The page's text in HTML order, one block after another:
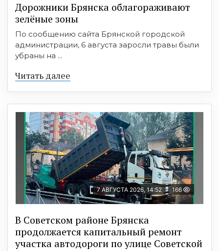
Дорожники Брянска облагораживают
зелёные зоны
По сообщению сайта Брянской городской
администрации, 6 августа заросли травы были
убраны на ...
Читать далее
7 АВГУСТА 2026, 14:52 166
В Советском районе Брянска
продолжается капитальный ремонт
участка автодороги по улице Советской